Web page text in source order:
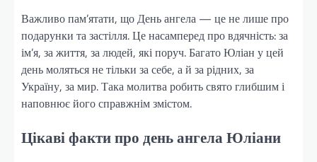
Важливо пам’ятати, що День ангела — це не лише про
подарунки та застілля. Це насамперед про вдячність: за
ім’я, за життя, за людей, які поруч. Багато Юліан у цей
день моляться не тільки за себе, а й за рідних, за
Україну, за мир. Така молитва робить свято глибшим і
наповнює його справжнім змістом.
Цікаві факти про день ангела Юліани